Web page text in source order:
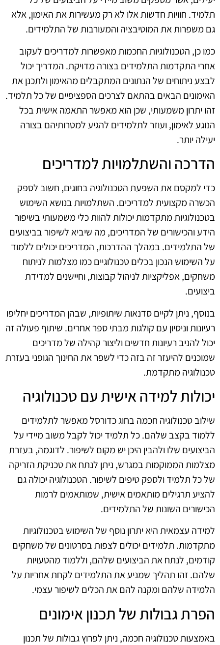
תלמיד. חוויות חדשות אלו לא רק מעשירות את האימון, אלא
גם משפרות את המוטיבציה והמעורבות של התלמידים.
כמו כן, הטכנולוגיות החכמות מאפשרות למדריכים לעקוב
אחרי התקדמות התלמידים בצורה מדויקת. המדריך יכול
לבצע ניתוחים של הנתונים המתקבלים מהאימון ולתכנן את
האימונים הבאים בהתאם לצרכים הספציפיים של כל תלמיד.
זהו יתרון משמעותי, שכן הוא מאפשר התאמה אישית בכל
הנוגע לאימון, ועוזר לתלמידים להגיע למטרותיהם בצורה
יעילה יותר.
הדרכה והשתלמויות למדריכים
כדי למקסם את השפעת הטכנולוגיה בחוגים, חשוב לספק
הכשרה מקצועית למדריכים. השתלמויות בנושא השימוש
בטכנולוגיות מתקדמות יכולות להוות כלי משמעותי בשיפור
הידע והכישורים של המדריכים, מה שיביא לשיפור בביצועים
של התלמידים. במהלך ההדרכות, המדריכים יכולים ללמוד
על השימוש הנכון בכלים טכנולוגיים כמו מצלמות לניתוח
משחקים, אפליקציות לניהול קבוצות, וחיישנים למדידת
ביצועים.
בנוסף, ניתן לקיים סדנאות שיתופיות, שבהן המדריכים יחליפו
רעיונות וניסיון עם קולגות מבתי ספר אחרים. שיתוף פעולה זה
יכול להניב רעיונות חדשים וליצור קהילה של מדריכים
שמוכנים להיעזר זה בזה כדי לשפר את החינוך הגופני בעזרת
טכנולוגיה מתקדמת.
יכולות למידה אישית עם טכנולוגיה
שילוב טכנולוגיה חכמה בחוג כדורסל מאפשר לתלמידים
ללמוד בקצב שלהם. כל תלמיד יכול לקבל משוב מיידי על
הביצועים שלו ולהבין היכן יש מקום לשיפור. לדוגמה, בעזרת
מצלמות הממוקמות במגרש, ניתן לנתח את טכניקת הזריקה
של כל תלמיד ולספק טיפים לשיפור. הטכנולוגיה יכולה גם
להציע תרגילים מותאמים אישית, שמותאמים לרמות
הכישורים השונות של התלמידים.
למידה עצמאית היא יתרון נוסף של השימוש בטכנולוגיות
מתקדמות. תלמידים יכולים לצפות בסרטונים של משחקים
קודמים, לנתח את הביצועים שלהם, וללמוד מהטעויות
שלהם. זהו תהליך שמניע את התלמידים לקחת אחריות על
הלמידה שלהם ומקנה להם את הכלים לשיפור עצמי.
הפרת גבולות של תכנון אימונים
באמצעות טכנולוגיה חכמה, ניתן לפרוץ גבולות של תכנון